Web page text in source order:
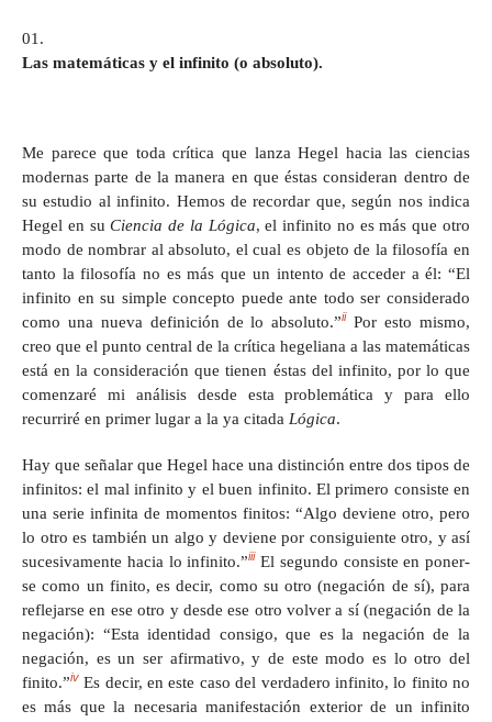
Las matemáticas y el infinito (o absoluto).
Me parece que toda crítica que lanza Hegel hacia las ciencias
modernas parte de la manera en que éstas consideran dentro de
su estudio al infinito. Hemos de recordar que, según nos indica
Hegel en suCiencia de la Lógica, el infinito no es más que otro
modo de nombrar al absoluto, el cual es objeto de la filosofía en
tanto la filosofía no es más que un intento de acceder a él: “El
infinito en su simple concepto puede ante todo ser considerado
como una nueva definición de lo absoluto.”ii Por esto mismo,
creo que el punto central de la crítica hegeliana a las matemáticas
está en la consideración que tienen éstas del infinito, por lo que
comenzaré mi análisis desde esta problemática y para ello
recurriré en primer lugar a la ya citada Lógica.
Hay que señalar que Hegel hace una distinción entre dos tipos de
infinitos: el mal infinito y el buen infinito. El primero consiste en
una serie infinita de momentos finitos: “Algo deviene otro, pero
lo otro es también un algo y deviene por consiguiente otro, y así
sucesivamente hacia lo infinito.”iii El segundo consiste en poner-
se como un finito, es decir, como su otro (negación de sí), para
reflejarse en ese otro y desde ese otro volver a sí (negación de la
negación): “Esta identidad consigo, que es la negación de la
negación, es un ser afirmativo, y de este modo es lo otro del
finito.”iv Es decir, en este caso del verdadero infinito, lo finito no
es más que la necesaria manifestación exterior de un infinito